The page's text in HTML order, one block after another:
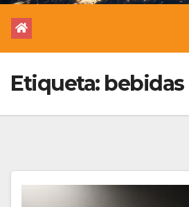
Etiqueta: bebidas